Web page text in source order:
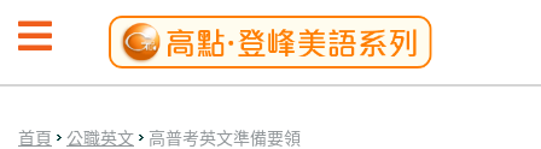
首頁 公職英文 高普考英文準備要領